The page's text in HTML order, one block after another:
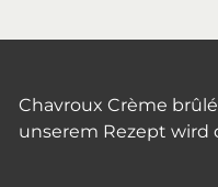
Chavroux Crème
unserem Rezept wird